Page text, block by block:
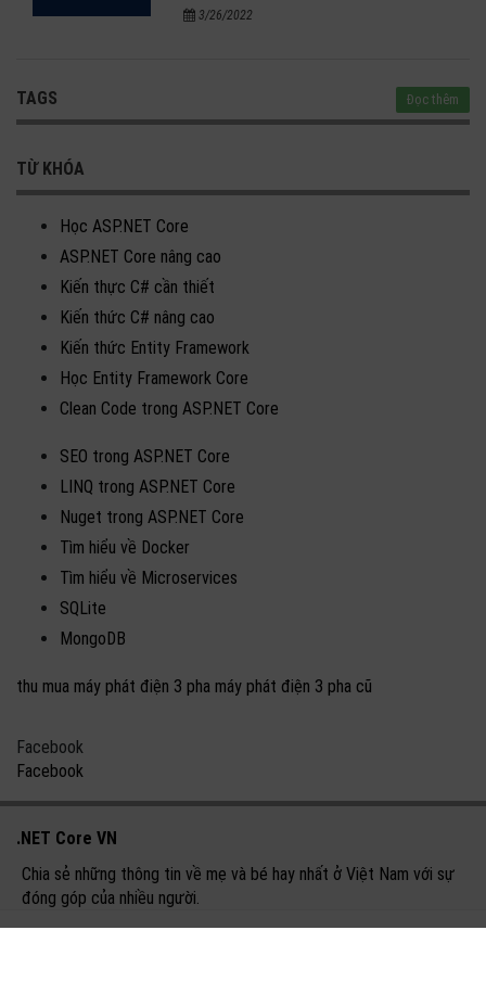
3/26/2022
TAGS Đọc thêm
TỪ KHÓA
Học ASP.NET Core
ASP.NET Core nâng cao
Kiến thực C# cần thiết
Kiến thức C# nâng cao
Kiến thức Entity Framework
Học Entity Framework Core
Clean Code trong ASP.NET Core
SEO trong ASP.NET Core
LINQ trong ASP.NET Core
Nuget trong ASP.NET Core
Tìm hiểu về Docker
Tìm hiểu về Microservices
SQLite
MongoDB
thu mua máy phát điện 3 pha máy phát điện 3 pha cũ
Facebook
Facebook
.NET Core VN
Chia sẻ những thông tin về mẹ và bé hay nhất ở Việt Nam với sự
đóng góp của nhiều người.
Chính sách bảo mật